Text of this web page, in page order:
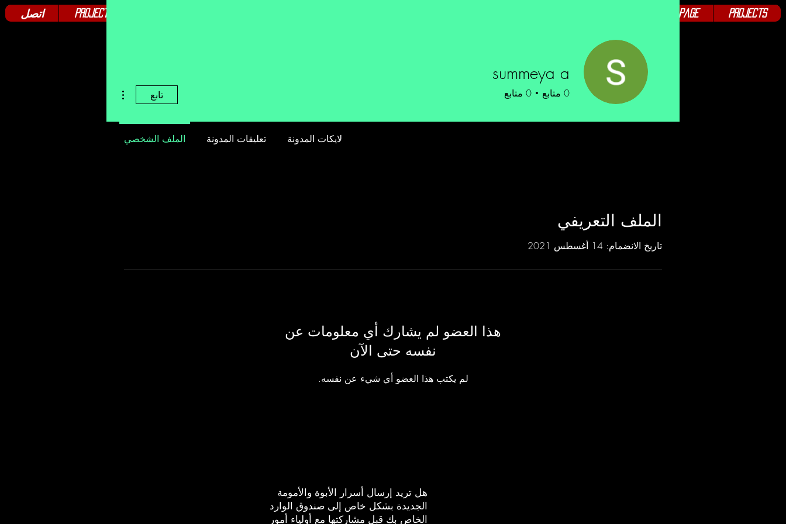
اتصل Projects New Page Projects
الملف التعريفي
تاريخ الانضمام: 14 أغسطس 2021
هذا العضو لم يشارك أي معلومات عن
نفسه حتى الآن
لم يكتب هذا العضو أي شيء عن نفسه.
summeya a
0 متابع 0 متابع تابع
الملف الشخصي تعليقات المدونة لايكات المدونة
هل تريد إرسال أسرار الأبوة والأمومة
الجديدة بشكل خاص إلى صندوق الوارد
الخاص بك قبل مشاركتها مع أولياء أمور